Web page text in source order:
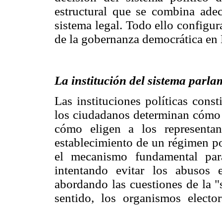
estructural que se combina
sistema legal. Todo ello
de la gobernanza democrática en
La institución del sistema
Las instituciones políticas
los ciudadanos determinan
cómo eligen a los
establecimiento de un régimen
el mecanismo fundamental
intentando evitar los
abordando las cuestiones de la
sentido, los organismos